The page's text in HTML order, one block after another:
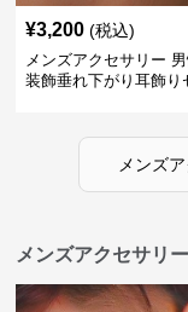
¥3,200 (税込)
メンズアクセサリー
装飾垂れ下がり耳飾り
メンズ
メンズアクセサリ